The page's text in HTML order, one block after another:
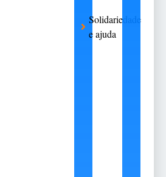
Solidariedade
e ajuda